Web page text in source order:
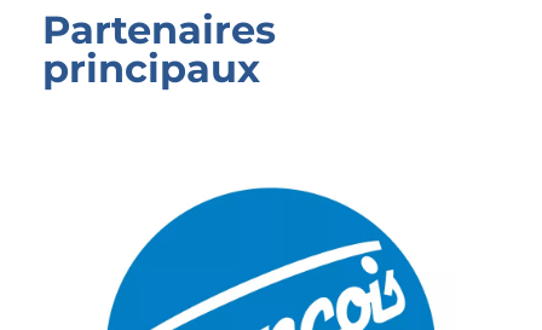
Partenaires
principaux